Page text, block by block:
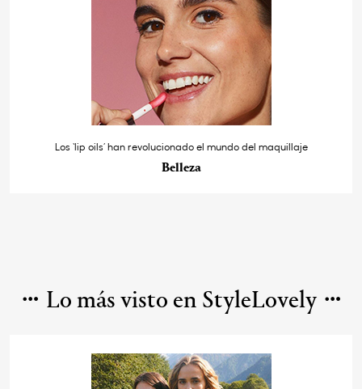
Los ‘lip oils’ han revolucionado el mundo del maquillaje
Belleza
Lo más visto en StyleLovely